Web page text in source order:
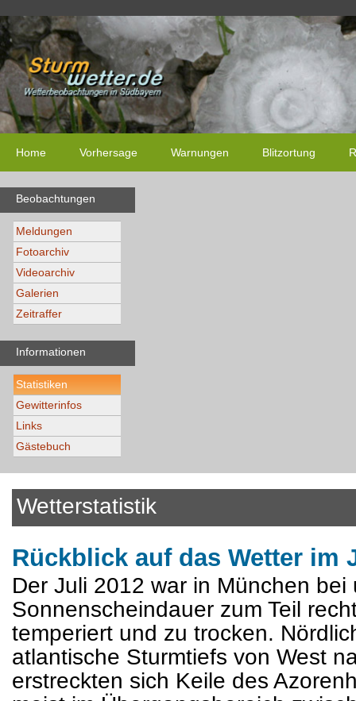
Home Vorhersage Warnungen Blitzortung
Beobachtungen
Meldungen
Fotoarchiv
Videoarchiv
Galerien
Zeitraffer
Informationen
Statistiken
Gewitterinfos
Links
Gästebuch
Wetterstatistik
Rückblick auf das Wetter im
Der Juli 2012 war in München
Sonnenscheindauer zum Teil
temperiert und zu trocken.
atlantische Sturmtiefs von West
erstreckten sich Keile des